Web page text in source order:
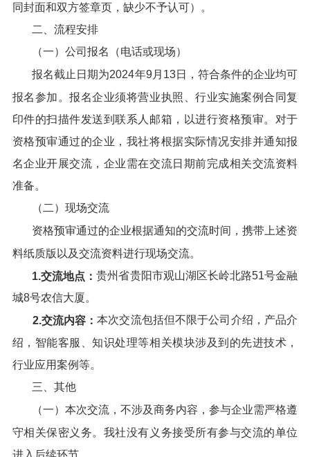
同封面和双方签章页，缺少不予认可）。
二、流程安排
（一）公司报名（电话或现场）
报名截止日期为2024年9月13日，符合条件的企业均可
报名参加。报名企业须将营业执照、行业实施案例合同复
印件的扫描件发送到联系人邮箱，以进行资格预审。对于
资格预审通过的企业，我社将根据实际情况安排并通知报
名企业开展交流，企业需在交流日期前完成相关交流资料
准备。
（二）现场交流
资格预审通过的企业根据通知的交流时间，携带上述资
料纸质版以及交流资料进行现场交流。
1 .交流地点：贵州省贵阳市观山湖区长岭北路51号金融
城8号农信大厦。
2.交流内容：本次交流包括但不限于公司介绍，产品介
绍，智能客服、知识处理等相关模块涉及到的先进技术，
行业应用案例等。
三、其他
（一）本次交流，不涉及商务内容，参与企业需严格遵
守相关保密义务。我社没有义务接受所有参与交流的单位
进入后续环节。